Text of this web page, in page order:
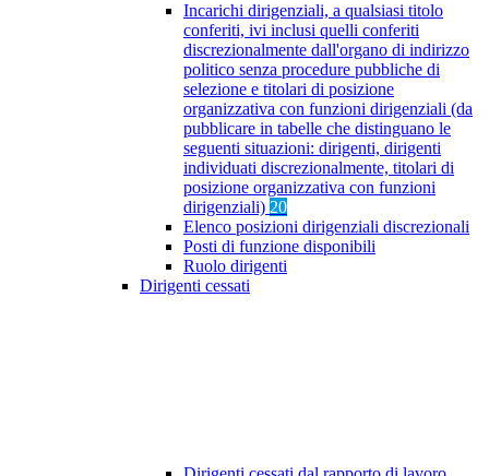
Incarichi dirigenziali, a qualsiasi titolo
conferiti, ivi inclusi quelli conferiti
discrezionalmente dall'organo di indirizzo
politico senza procedure pubbliche di
selezione e titolari di posizione
organizzativa con funzioni dirigenziali (da
pubblicare in tabelle che distinguano le
seguenti situazioni: dirigenti, dirigenti
individuati discrezionalmente, titolari di
posizione organizzativa con funzioni
dirigenziali) 20
Elenco posizioni dirigenziali discrezionali
Posti di funzione disponibili
Ruolo dirigenti
Dirigenti cessati